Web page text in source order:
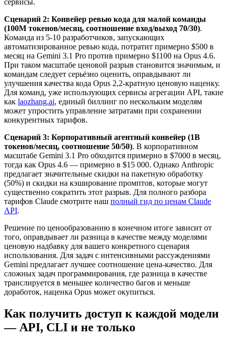
сервисы.
Сценарий 2: Конвейер ревью кода для малой команды
(100M токенов/месяц, соотношение вход/выход 70/30).
Команда из 5-10 разработчиков, запускающих
автоматизированное ревью кода, потратит примерно $500 в
месяц на Gemini 3.1 Pro против примерно $1100 на Opus 4.6.
При таком масштабе ценовой разрыв становится значимым, и
командам следует серьёзно оценить, оправдывают ли
улучшения качества кода Opus 2,2-кратную ценовую наценку.
Для команд, уже использующих сервисы агрегации API, такие
как laozhang.ai, единый биллинг по нескольким моделям
может упростить управление затратами при сохранении
конкурентных тарифов.
Сценарий 3: Корпоративный агентный конвейер (1B
токенов/месяц, соотношение 50/50). В корпоративном
масштабе Gemini 3.1 Pro обходится примерно в $7000 в месяц,
тогда как Opus 4.6 — примерно в $15 000. Однако Anthropic
предлагает значительные скидки на пакетную обработку
(50%) и скидки на кэширование промптов, которые могут
существенно сократить этот разрыв. Для полного разбора
тарифов Claude смотрите наш полный гид по ценам Claude
API.
Решение по ценообразованию в конечном итоге зависит от
того, оправдывает ли разница в качестве между моделями
ценовую надбавку для вашего конкретного сценария
использования. Для задач с интенсивными рассуждениями
Gemini предлагает лучшее соотношение цена-качество. Для
сложных задач программирования, где разница в качестве
транслируется в меньшее количество багов и меньше
доработок, наценка Opus может окупиться.
Как получить доступ к каждой модели
— API, CLI и не только